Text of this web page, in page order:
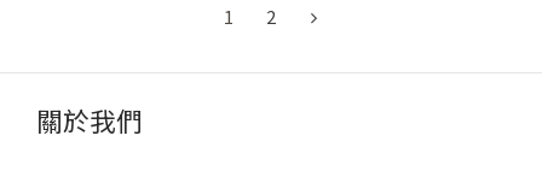
1 2
關於我們